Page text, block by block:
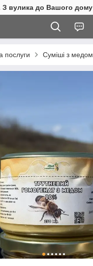
вулика до Вашого дому
послуги Суміші з медом